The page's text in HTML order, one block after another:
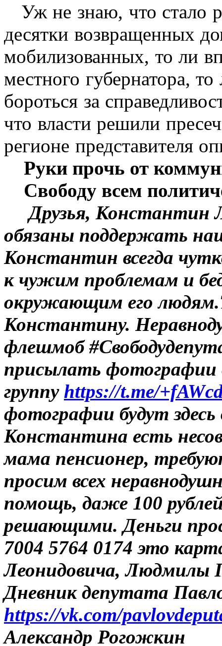
Уж не знаю, что стало
десятки возвращенных
мобилизованных, то ли
местного губернатора,
бороться за
что власти решили
регионе представителя
Руки прочь от
Свободу всем
Друзья, Константин
обязаны поддержать
Константин всегда
к чужим проблемам и
окружающим его
Константину.
флешмоб
присылать
группу https://t.me/
фотографии будут
Константина есть
мама пенсионер,
просим всех
помощь, даже 100
решающими. Деньги
7004 5764 0174 это
Леонидовича, Людмилы
Дневник депутата
https://vk.com/
Александр Рогожкин